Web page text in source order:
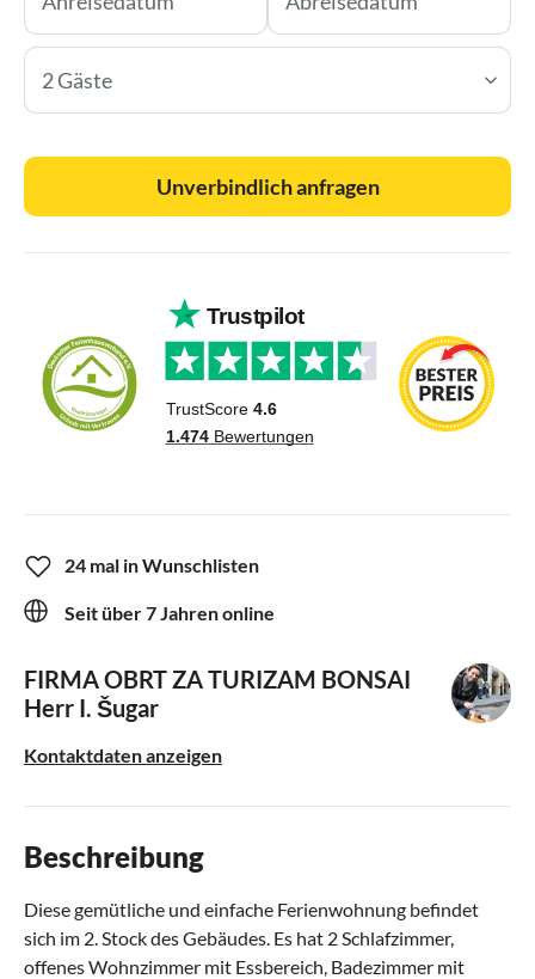
2 Gäste
Unverbindlich anfragen
24 mal in Wunschlisten
Seit über 7 Jahren online
FIRMA OBRT ZA TURIZAM BONSAI
Herr I. Šugar
Kontaktdaten anzeigen
Beschreibung
Diese gemütliche und einfache Ferienwohnung befindet
sich im 2. Stock des Gebäudes. Es hat 2 Schlafzimmer,
offenes Wohnzimmer mit Essbereich, Badezimmer mit